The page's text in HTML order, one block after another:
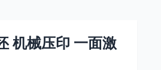
机械压印 一面激